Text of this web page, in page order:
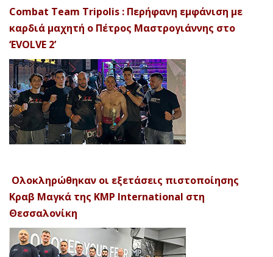
Combat Team Tripolis : Περήφανη εμφάνιση με
καρδιά μαχητή ο Πέτρος Μαστρογιάννης στο
‘EVOLVE 2’
Ολοκληρώθηκαν οι εξετάσεις πιστοποίησης
Κραβ Μαγκά της KMP International στη
Θεσσαλονίκη